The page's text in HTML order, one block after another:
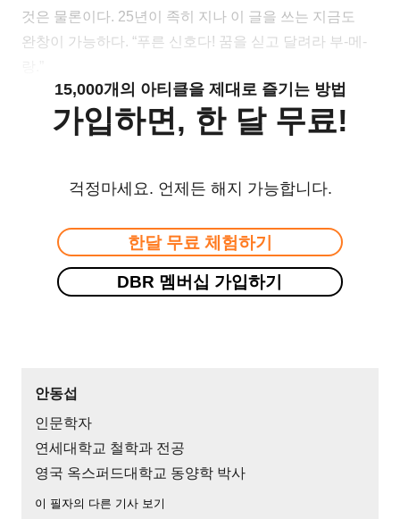
것은 물론이다. 25년이 족히 지나 이 글을 쓰는 지금도
완창이 가능하다. “푸른 신호다! 꿈을 싣고 달려라 부-메-
15,000개의 아티클을 제대로 즐기는 방법
가입하면, 한 달 무료!
걱정마세요. 언제든 해지 가능합니다.
한달 무료 체험하기
DBR 멤버십 가입하기
안동섭
인문학자
연세대학교 철학과 전공
영국 옥스퍼드대학교 동양학 박사
이 필자의 다른 기사 보기